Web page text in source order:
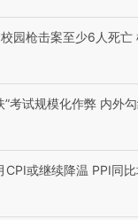
【
园枪击案至少6人死亡
”考试规模化作弊 内外
CPI或继续降温 PPI同